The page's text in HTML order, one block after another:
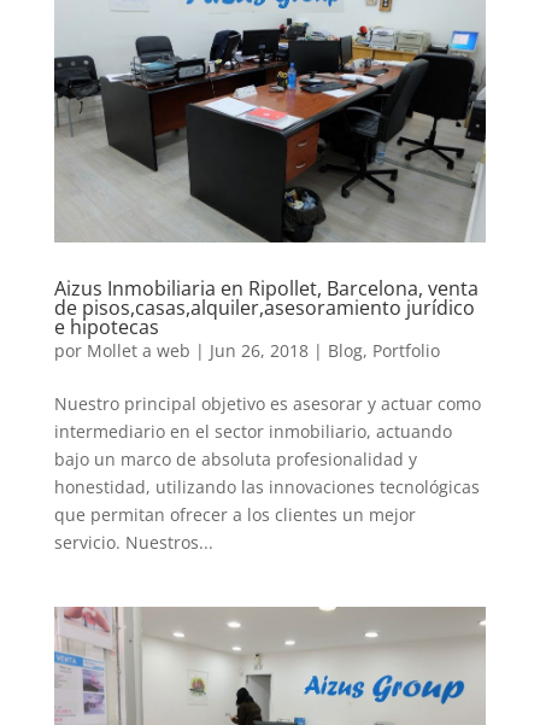
Aizus Inmobiliaria en Ripollet, Barcelona, venta
de pisos,casas,alquiler,asesoramiento jurídico
e hipotecas
por Mollet a web | Jun 26, 2018| Blog, Portfolio
Nuestro principal objetivo es asesorar y actuar como
intermediario en el sector inmobiliario, actuando
bajo un marco de absoluta profesionalidad y
honestidad, utilizando las innovaciones tecnológicas
que permitan ofrecer a los clientes un mejor
servicio. Nuestros...